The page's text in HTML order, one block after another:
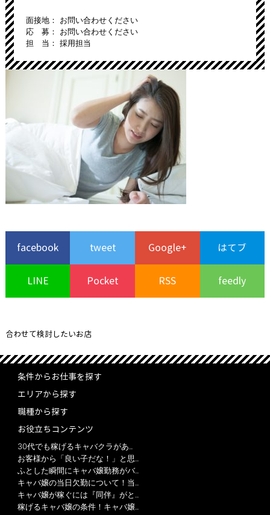
面接地： お問い合わせください
応 募： お問い合わせください
担 当： 採用担当
facebook tweet Google+ はてブ
LINE Pocket RSS feedly
合わせて検討したいお店
条件からお仕事を探す
エリアから探す
職種から探す
お役立ちコンテンツ
30代でも稼げるキャバクラがあ..
お客様から「良い子だな！」と思..
ふとした瞬間にキャバ嬢勤務がバ..
キャバ嬢の当日欠勤について！当..
キャバ嬢が稼ぐには『同伴』がと..
稼げるキャバ嬢の条件！キャバ嬢..